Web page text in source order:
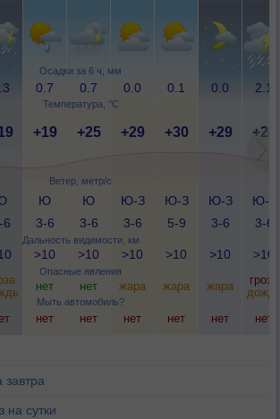
Осадки за 6 ч, мм
Температура, °C
Ветер, метр/с
Дальность видимости, км
Опасные явления
Мыть автомобиль?
0.7 0.7 0.0 0.1 0.0 2.1
+19 +25 +29 +30 +29 +24
6
Ю
3-6
Ю
3-6
Ю-З
3-6
Ю-З
5-9
Ю-З
3-6
Ю-З
3-6
>10 >10 >10 >10 >10 >10
нет нет жара жара жара
гроза
нет нет нет нет нет нет
завтра
на сутки